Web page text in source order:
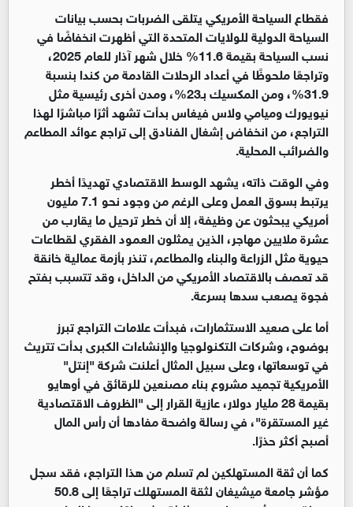
فقطاع السياحة الأمريكي يتلقى الضربات بحسب بيانات
السياحة الدولية للولايات المتحدة التي أظهرت انخفاضًا في
نسب السياحة بقيمة 11.6% خلال شهر آذار للعام 2025،
وتراجعًا ملحوظًا في أعداد الرحلات القادمة من كندا بنسبة
31.9%، ومن المكسيك بـ23%، ومدن أخرى رئيسية مثل
نيويورك وميامي ولاس فيغاس بدأت تشهد أثرًا مباشرًا لهذا
التراجع، من انخفاض إشغال الفنادق إلى تراجع عوائد المطاعم
والضرائب المحلية.
وفي الوقت ذاته، يشهد الوسط الاقتصادي تهديدًا أخطر
يرتبط بسوق العمل وعلى الرغم من وجود نحو 7.1 مليون
أمريكي يبحثون عن وظيفة، إلا أن خطر ترحيل ما يقارب من
عشرة ملايين مهاجر، الذين يمثلون العمود الفقري لقطاعات
حيوية مثل الزراعة والبناء والمطاعم، تنذر بأزمة عمالية خانقة
قد تعصف بالاقتصاد الأمريكي من الداخل، وقد تتسبب بفتح
فجوة يصعب سدها بسرعة.
أما على صعيد الاستثمارات، فبدأت علامات التراجع تبرز
بوضوح، وشركات التكنولوجيا والإنشاءات الكبرى بدأت تتريث
في توسعاتها، وعلى سبيل المثال أعلنت شركة "إنتل"
الأمريكية تجميد مشروع بناء مصنعين للرقائق في أوهايو
بقيمة 28 مليار دولار، عازية القرار إلى "الظروف الاقتصادية
غير المستقرة"، في رسالة واضحة مفادها أن رأس المال
أصبح أكثر حذرًا.
كما أن ثقة المستهلكين لم تسلم من هذا التراجع، فقد سجل
مؤشر جامعة ميشيغان لثقة المستهلك تراجعًا إلى 50.8